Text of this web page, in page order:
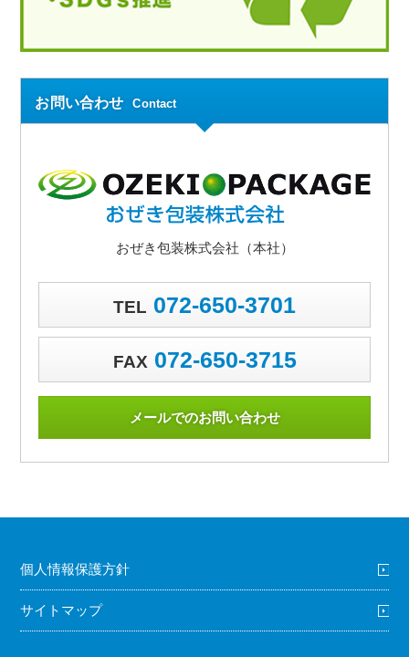
お問い合わせ Contact
おぜき包装株式会社（本社）
TEL 072-650-3701
FAX 072-650-3715
メールでのお問い合わせ
個人情報保護方針
サイトマップ